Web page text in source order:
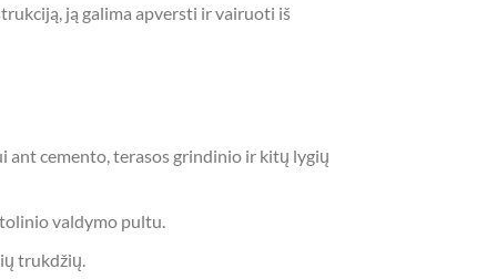
ją galima apversti ir vairuoti iš
ant cemento, terasos grindinio ir kitų lygių
valdymo pultu.
trukdžių.